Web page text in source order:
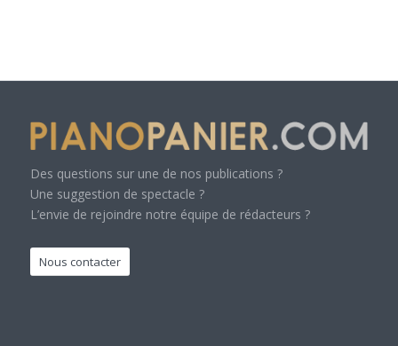
Des questions sur une de nos publications ?
Une suggestion de spectacle ?
L’envie de rejoindre notre équipe de rédacteurs ?
Nous contacter